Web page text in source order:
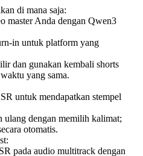
di mana saja:
master Anda dengan Qwen3
in untuk platform yang
dan gunakan kembali shorts
yang sama.
untuk mendapatkan stempel
ulang dengan memilih kalimat;
otomatis.
pada audio multitrack dengan